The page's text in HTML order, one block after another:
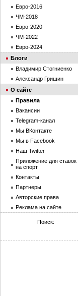
Евро-2016
ЧМ-2018
Евро-2020
ЧМ-2022
Евро-2024
Блоги
Владимир Стогниенко
Александр Гришин
О сайте
Правила
Вакансии
Telegram-канал
Мы ВКонтакте
Мы в Facebook
Наш Twitter
Приложение для ставок
на спорт
Контакты
Партнеры
Авторские права
Реклама на сайте
Поиск: